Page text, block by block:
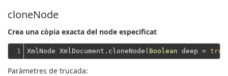
cloneNode
Crea una còpia exacta del node especificat
1 XmlNode XmlDocument.cloneNode( Boolean deep = true
Paràmetres de trucada: